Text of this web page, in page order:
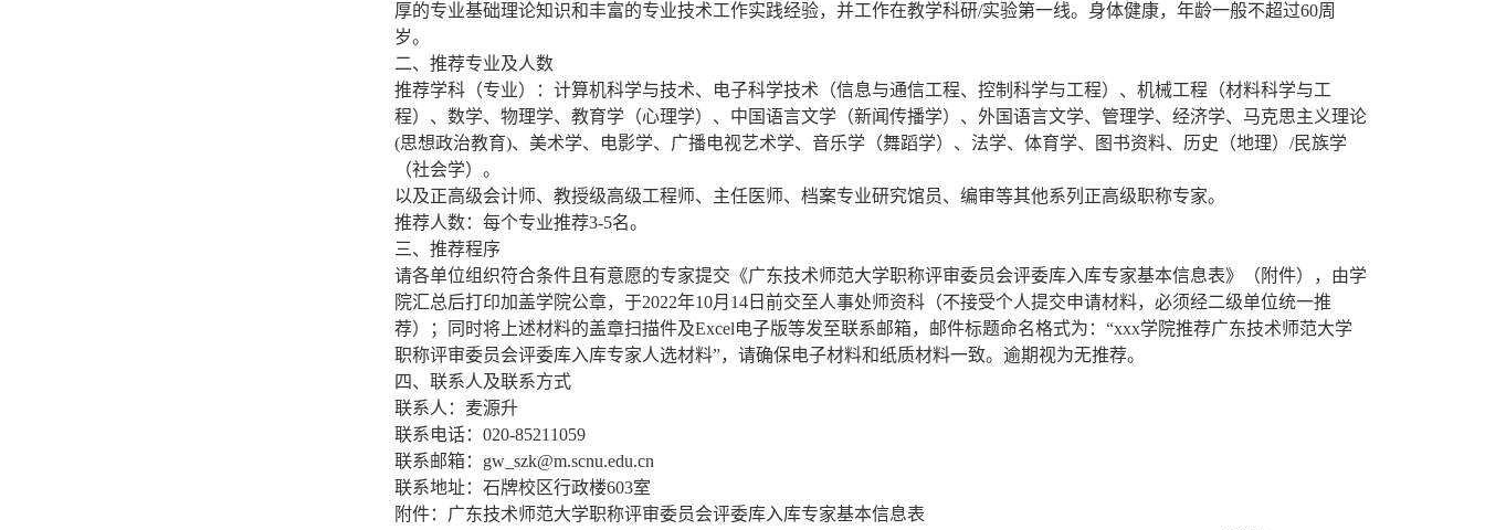
厚的专业基础理论知识和丰富的专业技术工作实践经验，并工作在教学科研/实验第一线。身体健康，年龄一般不超过60周
岁。
二、推荐专业及人数
推荐学科（专业）：计算机科学与技术、电子科学技术（信息与通信工程、控制科学与工程）、机械工程（材料科学与工
程）、数学、物理学、教育学（心理学）、中国语言文学（新闻传播学）、外国语言文学、管理学、经济学、马克思主义理论
(思想政治教育)、美术学、电影学、广播电视艺术学、音乐学（舞蹈学）、法学、体育学、图书资料、历史（地理）/民族学
（社会学）。
以及正高级会计师、教授级高级工程师、主任医师、档案专业研究馆员、编审等其他系列正高级职称专家。
推荐人数：每个专业推荐3-5名。
三、推荐程序
请各单位组织符合条件且有意愿的专家提交《广东技术师范大学职称评审委员会评委库入库专家基本信息表》（附件），由学
院汇总后打印加盖学院公章，于2022年10月14日前交至人事处师资科（不接受个人提交申请材料，必须经二级单位统一推
荐）；同时将上述材料的盖章扫描件及Excel电子版等发至联系邮箱，邮件标题命名格式为：“xxx学院推荐广东技术师范大学
职称评审委员会评委库入库专家人选材料”，请确保电子材料和纸质材料一致。逾期视为无推荐。
四、联系人及联系方式
联系人：麦源升
联系电话：020-85211059
联系邮箱：gw_szk@m.scnu.edu.cn
联系地址：石牌校区行政楼603室
附件：广东技术师范大学职称评审委员会评委库入库专家基本信息表